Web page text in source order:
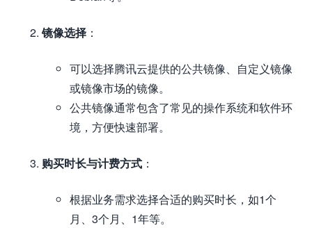
镜像选择 ：
可以选择腾讯云提供的公共镜像、自定义镜像
或镜像市场的镜像。
公共镜像通常包含了常见的操作系统和软件环
境，方便快速部署。
购买时长与计费方式 ：
根据业务需求选择合适的购买时长，如1个
月、3个月、1年等。